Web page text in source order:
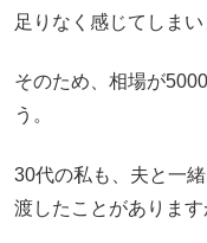
足りなく感じてしまい
そのため、相場が
う。
30代の私も、夫と一
渡したことがありま